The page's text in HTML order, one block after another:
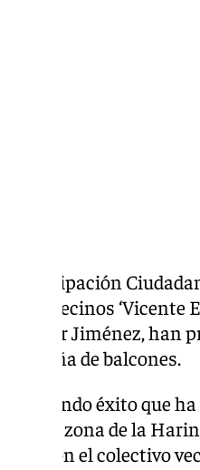
Participación
de vecinos ‘Vicente
Jiménez, han
de balcones.
el rotundo éxito que
en la zona de la
con el colectivo